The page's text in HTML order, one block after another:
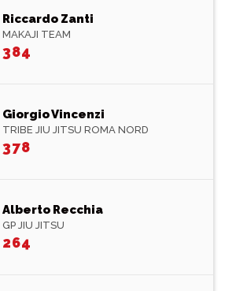
Riccardo Zanti
MAKAJI TEAM
384
Giorgio Vincenzi
TRIBE JIU JITSU ROMA NORD
378
Alberto Recchia
GP JIU JITSU
264